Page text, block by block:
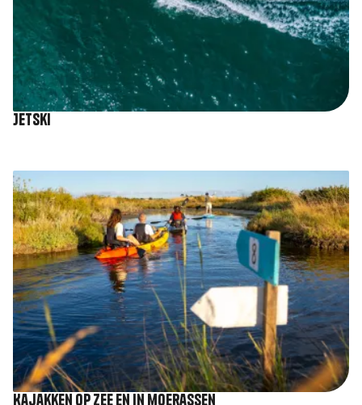
Jetski
Afbeelding
Kajakken op zee en in moerassen